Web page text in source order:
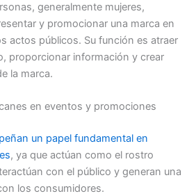
generalmente mujeres,
y promocionar una marca en
actos públicos. Su función es atraer
proporcionar información y crear
la marca.
en eventos y promociones
un papel fundamental en
, ya que actúan como el rostro
con el público y generan una
los consumidores.